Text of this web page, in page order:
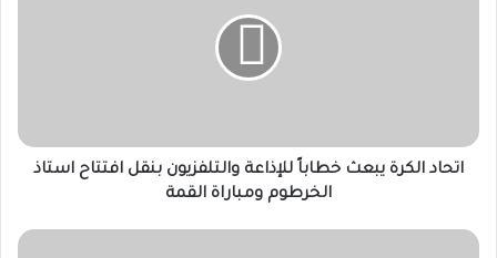
استاذ
الخرطوم
اتحاد الكرة يبعث خطاباً للإذاعة والتلفزيون بنقل افتتاح استاذ
الخرطوم ومباراة القمة
برنامج